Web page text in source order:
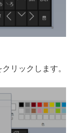
リックします。